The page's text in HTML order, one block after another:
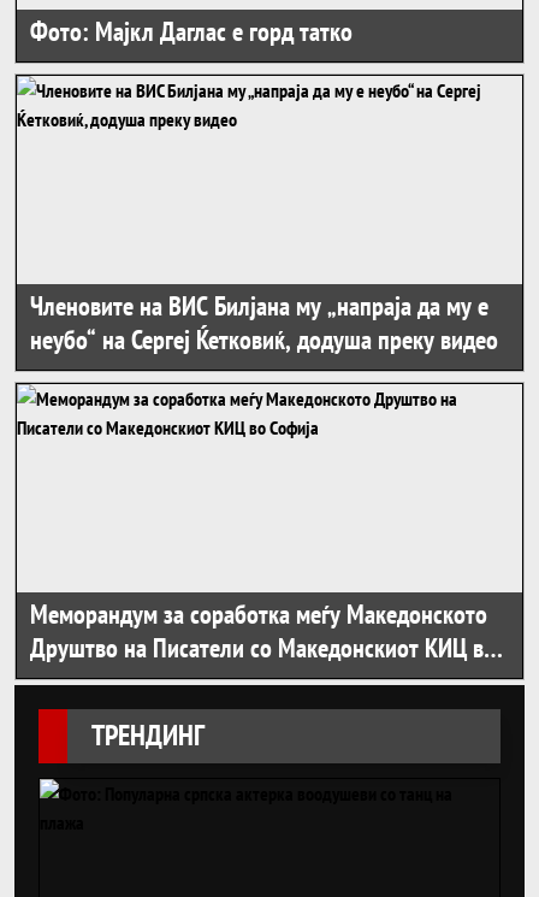
Фото: Мајкл Даглас е горд татко
Членовите на ВИС Билјана му „напраја да му е
неубо“ на Сергеј Ќетковиќ, додуша преку видео
Меморандум за соработка меѓу Македонското
Друштво на Писатели со Македонскиот КИЦ во
Софија
ТРЕНДИНГ